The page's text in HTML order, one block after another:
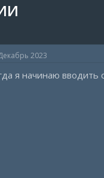
2023
я начинаю вводить